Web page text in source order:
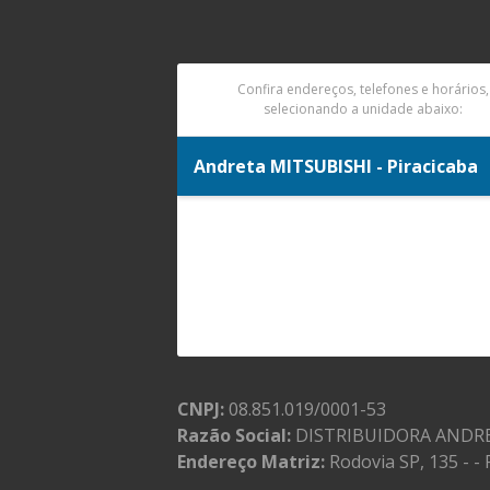
Confira endereços, telefones e horários,
selecionando a unidade abaixo:
Andreta MITSUBISHI - Piracicaba
CNPJ:08.851.019/0001-53
Razão Social: DISTRIBUIDORA
Endereço Matriz: Rodovia SP, 135 - -